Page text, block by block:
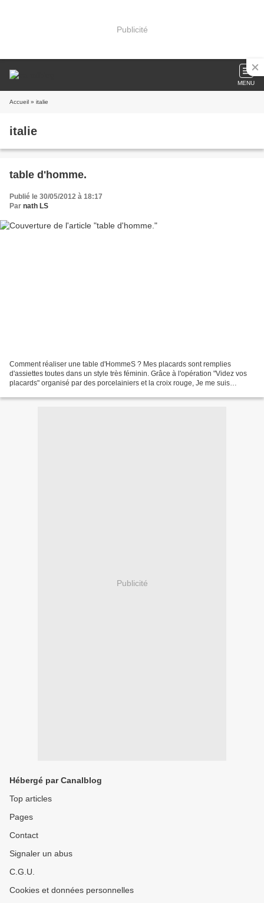
Publicité
MENU
Accueil » italie
italie
table d'homme.
Publié le 30/05/2012 à 18:17
Par nath LS
Comment réaliser une table d'HommeS ? Mes placards sont remplies
d'assiettes toutes dans un style très féminin. Grâce à l'opération "Videz vos
placards" organisé par des porcelainiers et la croix rouge, Je me suis
Publicité
Hébergé par Canalblog
Top articles
Pages
Contact
Signaler un abus
C.G.U.
Cookies et données personnelles